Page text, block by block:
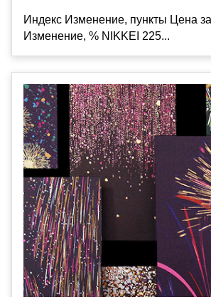
Индекс Изменение, пункты Цена
Изменение, % NIKKEI 225...